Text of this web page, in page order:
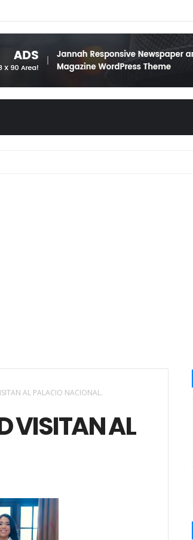
AL PALACIO NACIONAL.
VISITAN AL